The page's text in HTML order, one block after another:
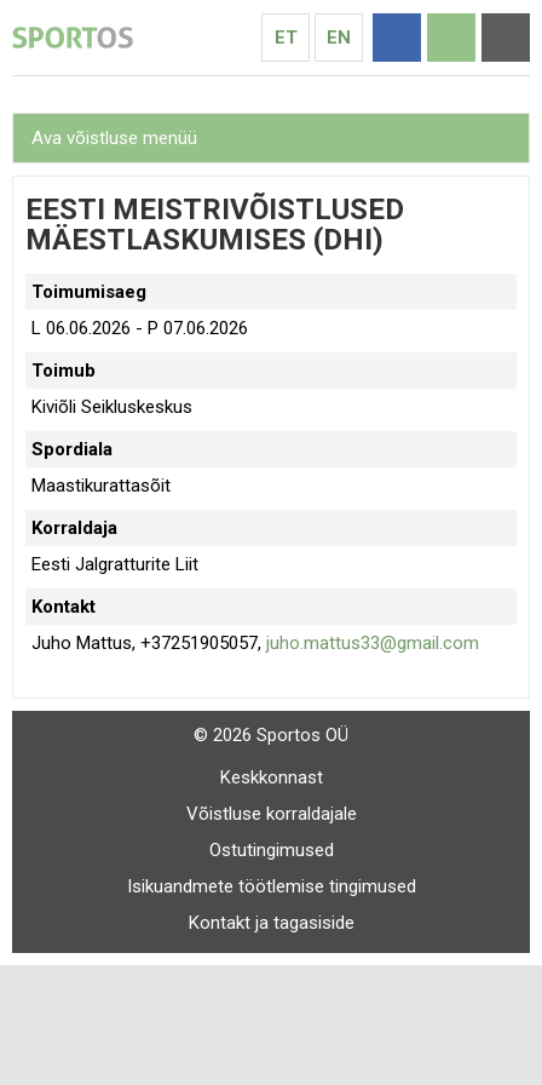
ET EN
Ava võistluse menüü
EESTI MEISTRIVÕISTLUSED
MÄESTLASKUMISES (DHI)
Toimumisaeg
L 06.06.2026 - P 07.06.2026
Toimub
Kiviõli Seikluskeskus
Spordiala
Maastikurattasõit
Korraldaja
Eesti Jalgratturite Liit
Kontakt
Juho Mattus, +37251905057, juho.mattus33@gmail.com
© 2026 Sportos OÜ
Keskkonnast
Võistluse korraldajale
Ostutingimused
Isikuandmete töötlemise tingimused
Kontakt ja tagasiside